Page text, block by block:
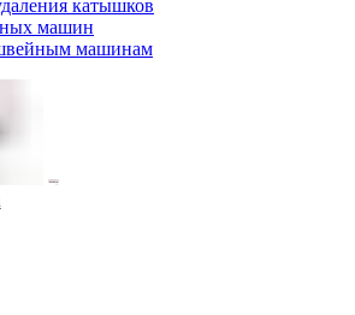
катышков
машин
машинам